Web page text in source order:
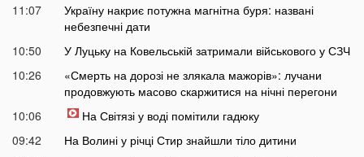
11:07
Україну накриє потужна магнітна буря: названі
небезпечні дати
10:50
У Луцьку на Ковельській затримали військового у СЗЧ
10:26
«Смерть на дорозі не злякала мажорів»: лучани
продовжують масово скаржитися на нічні перегони
10:06
На Світязі у воді помітили гадюку
09:42
На Волині у річці Стир знайшли тіло дитини